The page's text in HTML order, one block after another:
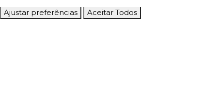
Ajustar preferências Aceitar Todos